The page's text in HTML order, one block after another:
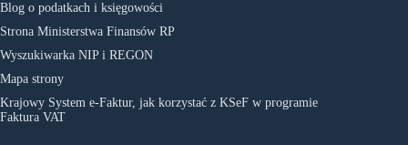
Blog o podatkach i księgowości
Strona Ministerstwa Finansów RP
Wyszukiwarka NIP i REGON
Mapa strony
Krajowy System e-Faktur, jak korzystać z KSeF w programie
Faktura VAT